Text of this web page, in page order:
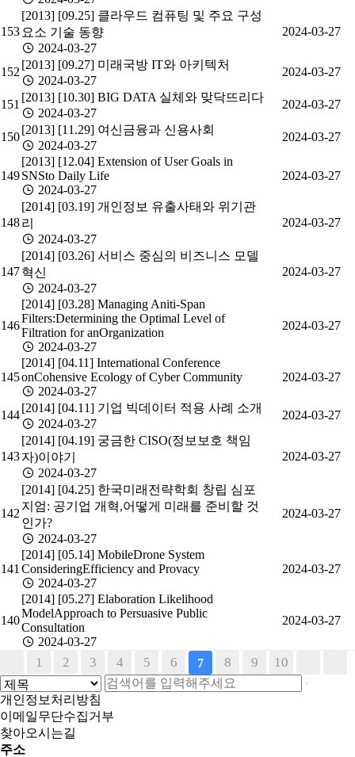
153
[2013] [09.25] 클라우드 컴퓨팅 및 주요 구성
요소 기술 동향
2024-03-27
2024-03-27
152
[2013] [09.27] 미래국방 IT와 아키텍처
2024-03-27
2024-03-27
151
[2013] [10.30] BIG DATA 실체와 맞닥뜨리다
2024-03-27
2024-03-27
150
[2013] [11.29] 여신금융과 신용사회
2024-03-27
2024-03-27
149
[2013] [12.04] Extension of User Goals in
SNSto Daily Life
2024-03-27
2024-03-27
148
[2014] [03.19] 개인정보 유출사태와 위기관
리
2024-03-27
2024-03-27
147
[2014] [03.26] 서비스 중심의 비즈니스 모델
혁신
2024-03-27
2024-03-27
146
[2014] [03.28] Managing Aniti-Span
Filters:Determining the Optimal Level of
Filtration for anOrganization
2024-03-27
2024-03-27
145
[2014] [04.11] International Conference
onCohensive Ecology of Cyber Community
2024-03-27
2024-03-27
144
[2014] [04.11] 기업 빅데이터 적용 사례 소개
2024-03-27
2024-03-27
143
[2014] [04.19] 궁금한 CISO(정보보호 책임
자)이야기
2024-03-27
2024-03-27
142
[2014] [04.25] 한국미래전략학회 창립 심포
지엄: 공기업 개혁,어떻게 미래를 준비할 것
인가?
2024-03-27
2024-03-27
141
[2014] [05.14] MobileDrone System
ConsideringEfficiency and Provacy
2024-03-27
2024-03-27
140
[2014] [05.27] Elaboration Likelihood
ModelApproach to Persuasive Public
Consultation
2024-03-27
2024-03-27
1 2 3 4 5 6 7 8 9 10
개인정보처리방침
이메일무단수집거부
찾아오시는길
주소